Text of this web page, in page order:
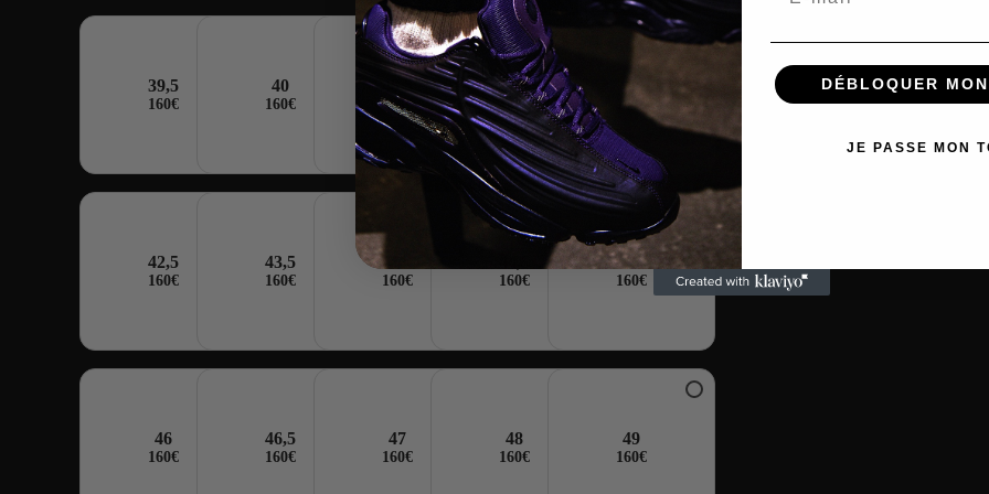
39,5
160€
40
160€
40,5
160€
41,5
160€
42
160€
42,5
160€
43,5
160€ 160€ 160€
45
160€
46
160€
46,5
160€
47
160€
48
160€
49
160€
DÉBLOQUER
JE PASSE MON